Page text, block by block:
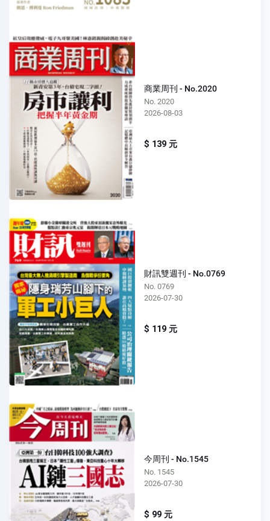
商業周刊 - No.2020
No. 2020
2026-08-03
$ 139 元
財訊雙週刊 - No.0769
No. 0769
2026-07-30
$ 119 元
今周刊 - No.1545
No. 1545
2026-07-30
$ 99 元